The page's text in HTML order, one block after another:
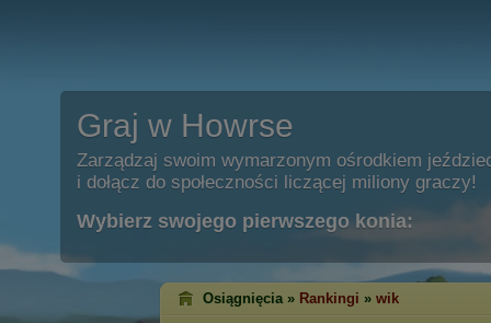
Graj w Howrse
Zarządzaj swoim wymarzonym ośrodkiem
i dołącz do społeczności liczącej miliony graczy!
Wybierz swojego pierwszego konia:
Osiągnięcia » Rankingi » wik